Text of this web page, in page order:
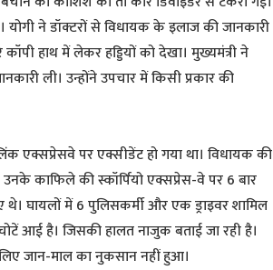
ने डॉक्टरों से विधायक के इलाज की जानकारी
हाथ में लेकर हड्डियों को देखा। मुख्यमंत्री ने
ली। उन्होंने उपचार में किसी प्रकार की
एक्सप्रेसवे पर एक्सीडेंट हो गया था। विधायक की
काफिले की स्कॉर्पियो एक्सप्रेस-वे पर 6 बार
घायलों में 6 पुलिसकर्मी और एक ड्राइवर शामिल
आई है। जिसकी हालत नाजुक बताई जा रही है।
जान-माल का नुकसान नहीं हुआ।